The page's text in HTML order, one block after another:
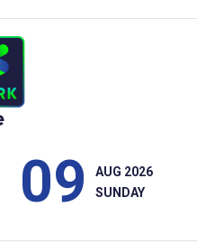
09
AUG 2026
SUNDAY